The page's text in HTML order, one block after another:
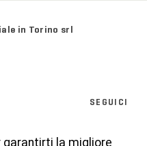
in Torino srl
SEGUICI
Instagram
garantirti la migliore